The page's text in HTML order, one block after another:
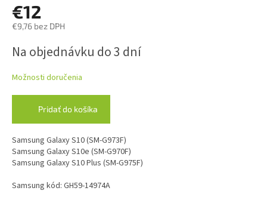
€12
€9,76 bez DPH
cena:
Na objednávku do 3 dní
Možnosti doručenia
Pridať do košíka
Samsung Galaxy S10 (SM-G973F)
Samsung Galaxy S10e (SM-G970F)
Samsung Galaxy S10 Plus (SM-G975F)
Samsung kód: GH59-14974A